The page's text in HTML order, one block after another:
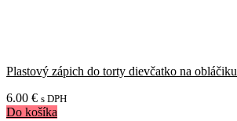
Plastový zápich do torty dievčatko na obláčiku
6.00 € s DPH
Do košíka